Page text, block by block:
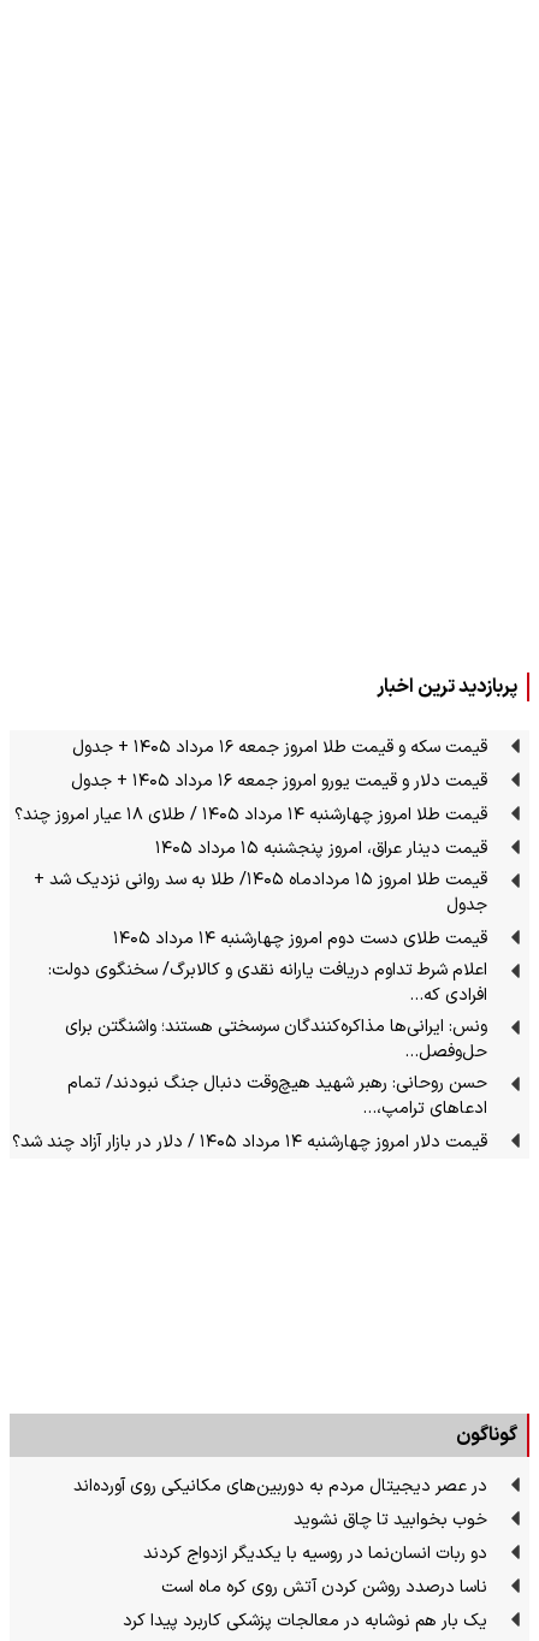
پربازدید ترین اخبار
قیمت سکه و قیمت طلا امروز جمعه ۱۶ مرداد ۱۴۰۵ + جدول
قیمت دلار و قیمت یورو امروز جمعه ۱۶ مرداد ۱۴۰۵ + جدول
قیمت طلا امروز چهارشنبه ۱۴ مرداد ۱۴۰۵ / طلای ۱۸ عیار امروز چند؟
قیمت دینار عراق، امروز پنجشنبه ۱۵ مرداد ۱۴۰۵
قیمت طلا امروز ۱۵ مردادماه ۱۴۰۵/ طلا به سد روانی نزدیک شد +
جدول
قیمت طلای دست دوم امروز چهارشنبه ۱۴ مرداد ۱۴۰۵
اعلام شرط تداوم دریافت یارانه نقدی و کالابرگ/ سخنگوی دولت:
افرادی که…
ونس: ایرانی‌ها مذاکره‌کنندگان سرسختی هستند؛ واشنگتن برای
حل‌وفصل…
حسن روحانی: رهبر شهید هیچ‌وقت دنبال جنگ نبودند/ تمام
ادعاهای ترامپ،…
قیمت دلار امروز چهارشنبه ۱۴ مرداد ۱۴۰۵ / دلار در بازار آزاد چند شد؟
گوناگون
در عصر دیجیتال مردم به دوربین‌های مکانیکی روی آورده‌اند
خوب بخوابید تا چاق نشوید
دو ربات انسان‌نما در روسیه با یکدیگر ازدواج کردند
ناسا درصدد روشن کردن آتش روی کره ماه است
یک بار هم نوشابه در معالجات پزشکی کاربرد پیدا کرد